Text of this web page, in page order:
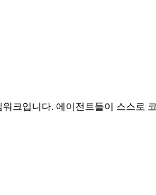
크입니다. 에이전트들이 스스로